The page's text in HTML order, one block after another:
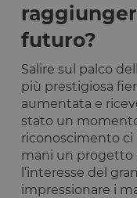
futuro?
Salire sul palco
più prestigiosa
aumentata e
stato un
riconoscimento ci
mani un progetto
l’interesse del
impressionare i